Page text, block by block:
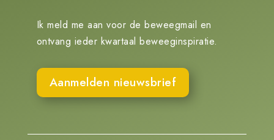
Ik meld me aan voor de beweegmail en
ontvang ieder kwartaal beweeginspiratie.
Aanmelden nieuwsbrief